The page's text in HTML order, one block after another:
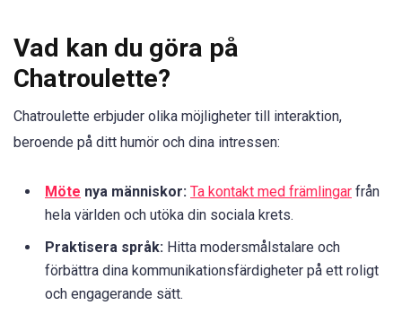
Vad kan du göra på
Chatroulette?
Chatroulette erbjuder olika möjligheter till interaktion,
beroende på ditt humör och dina intressen:
Möte nya människor: Ta kontakt med främlingar från
hela världen och utöka din sociala krets.
Praktisera språk: Hitta modersmålstalare och
förbättra dina kommunikationsfärdigheter på ett roligt
och engagerande sätt.